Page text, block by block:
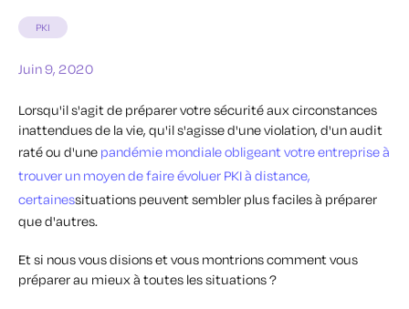
PKI
Juin 9, 2020
Lorsqu'il s'agit de préparer votre sécurité aux circonstances
inattendues de la vie, qu'il s'agisse d'une violation, d'un audit
raté ou d'une pandémie mondiale obligeant votre entreprise à
trouver un moyen de faire évoluer PKI à distance,
certainessituations peuvent sembler plus faciles à préparer
que d'autres.
Et si nous vous disions et vous montrionscomment vous
préparer au mieux à toutes les situations ?